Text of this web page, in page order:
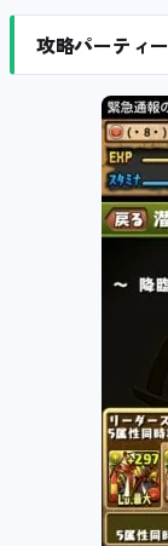
攻略パーティー